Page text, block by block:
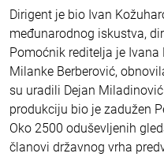
Dirigent je bio Ivan
međunarodnog iskustva,
Pomoćnik reditelja je
Milanke Berberović,
su uradili Dejan
produkciju bio je zadužen
Oko 2500 oduševljenih
članovi državnog vrha